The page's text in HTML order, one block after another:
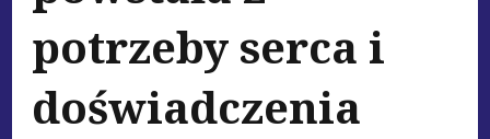
potrzeby serca i
doświadczenia